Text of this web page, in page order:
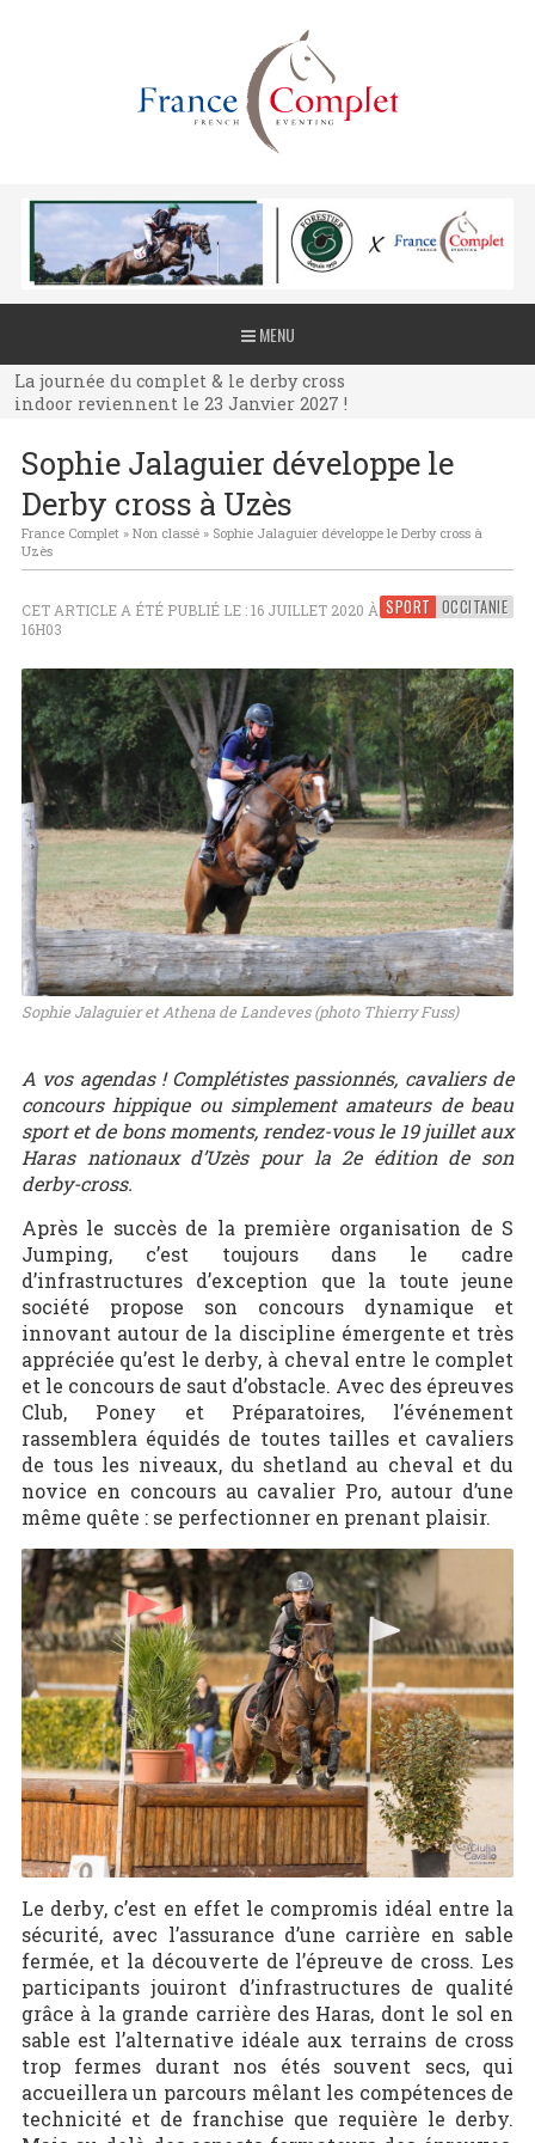
MENU
La journée du complet & le derby cross
indoor reviennent le 23 Janvier 2027 !
La journée du complet & le derby cross
indoor reviennent le 23 Janvier 2027 !
indoor reviennent le 23 Janvier 2027 !
Sophie Jalaguier développe le
Derby cross à Uzès
France Complet» Non classé» Sophie Jalaguier développe le Derby cross à
Uzès
SPORT OCCITANIE
CET ARTICLE A ÉTÉ PUBLIÉ LE : 16 JUILLET 2020 À
16H03
Sophie Jalaguier et Athena de Landeves (photo Thierry Fuss)
A vos agendas ! Complétistes passionnés, cavaliers de
concours hippique ou simplement amateurs de beau
sport et de bons moments, rendez-vous le 19 juillet aux
Haras nationaux d’Uzès pour la 2e édition de son
derby-cross.
Après le succès de la première organisation de S
Jumping, c’est toujours dans le cadre
d’infrastructures d’exception que la toute jeune
société propose son concours dynamique et
innovant autour de la discipline émergente et très
appréciée qu’est le derby, à cheval entre le complet
et le concours de saut d’obstacle. Avec des épreuves
Club, Poney et Préparatoires, l’événement
rassemblera équidés de toutes tailles et cavaliers
de tous les niveaux, du shetland au cheval et du
novice en concours au cavalier Pro, autour d’une
même quête : se perfectionner en prenant plaisir.
Le derby, c’est en effet le compromis idéal entre la
sécurité, avec l’assurance d’une carrière en sable
fermée, et la découverte de l’épreuve de cross. Les
participants jouiront d’infrastructures de qualité
grâce à la grande carrière des Haras, dont le sol en
sable est l’alternative idéale aux terrains de cross
trop fermes durant nos étés souvent secs, qui
accueillera un parcours mêlant les compétences de
technicité et de franchise que requière le derby.